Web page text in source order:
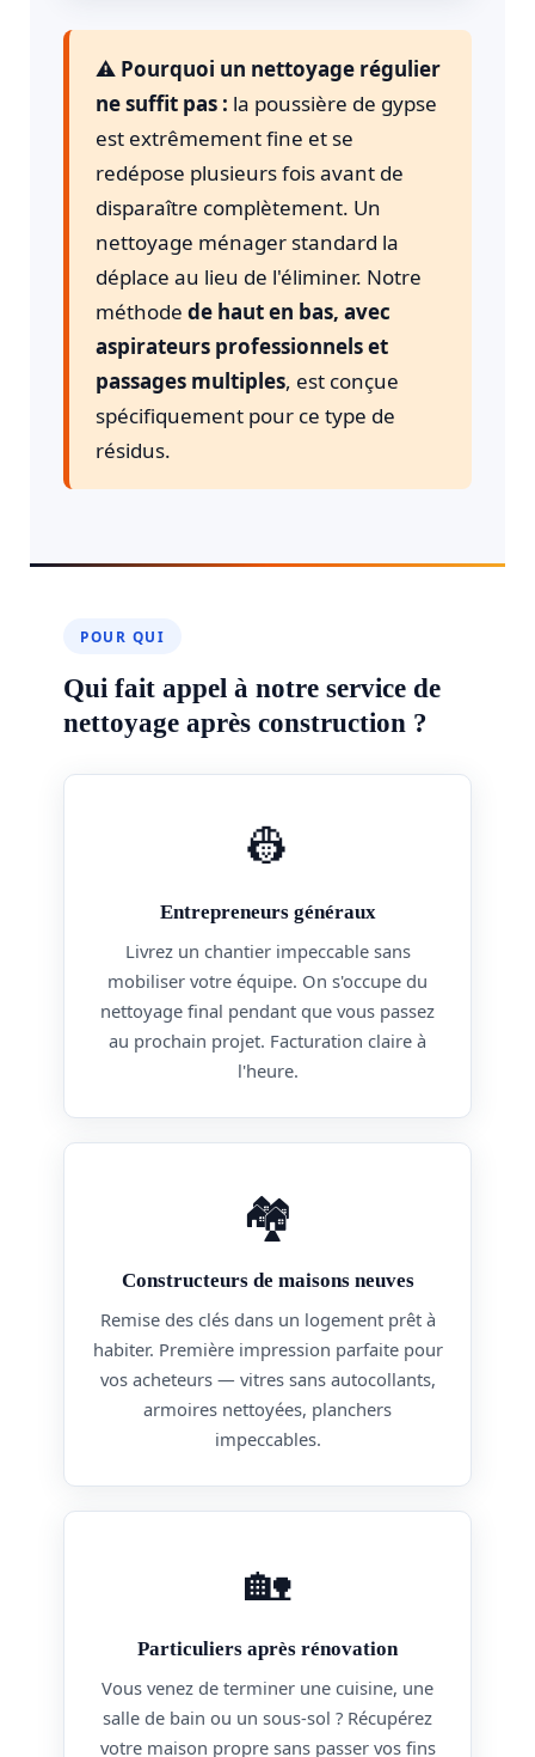
⚠️ Pourquoi un nettoyage régulier
ne suffit pas : la poussière de gypse
est extrêmement fine et se
redépose plusieurs fois avant de
disparaître complètement. Un
nettoyage ménager standard la
déplace au lieu de l'éliminer. Notre
méthode de haut en bas, avec
aspirateurs professionnels et
passages multiples, est conçue
spécifiquement pour ce type de
résidus.
POUR QUI
Qui fait appel à notre service de
nettoyage après construction ?
👷
Entrepreneurs généraux
Livrez un chantier impeccable sans
mobiliser votre équipe. On s'occupe du
nettoyage final pendant que vous passez
au prochain projet. Facturation claire à
l'heure.
🏘️
Constructeurs de maisons neuves
Remise des clés dans un logement prêt à
habiter. Première impression parfaite pour
vos acheteurs — vitres sans autocollants,
armoires nettoyées, planchers
impeccables.
🏡
Particuliers après rénovation
Vous venez de terminer une cuisine, une
salle de bain ou un sous-sol ? Récupérez
votre maison propre sans passer vos fins